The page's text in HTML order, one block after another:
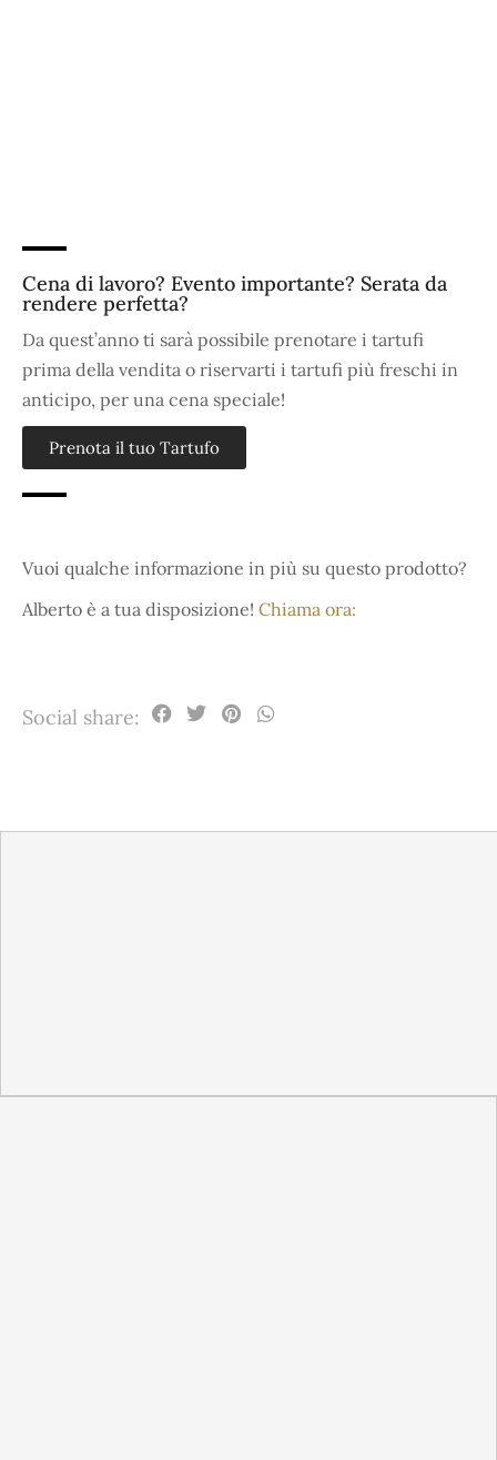
Cena di lavoro? Evento importante? Serata da
rendere perfetta?
Da quest’anno ti sarà possibile prenotare i tartufi
prima della vendita o riservarti i tartufi più freschi in
anticipo, per una cena speciale!
Prenota il tuo Tartufo
Vuoi qualche informazione in più su questo prodotto?
Alberto è a tua disposizione! Chiama ora:
Social share: